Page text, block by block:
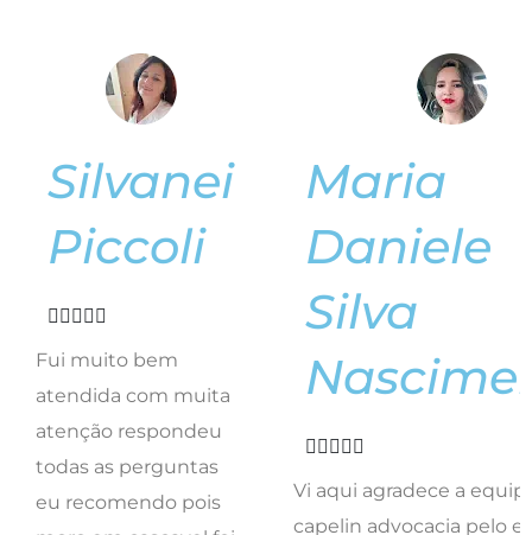
Piccoli
  
atendida com muita
todas as perguntas
eu recomendo pois
moro em cascavel foi
feito tudo online
muito competente
menos do tempo
Daniele
Silva
  
capelin advocacia pelo
trabalhadores de
feliz com resultado do
de vcs equipe que me